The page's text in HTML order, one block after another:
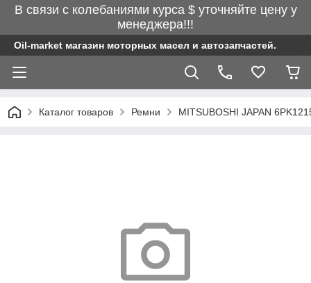
В связи с колебаниями курса $ уточняйте цену у
менеджера!!!
Oil-market магазин моторных масел и автозапчастей.
Каталог товаров Ремни MITSUBOSHI JAPAN